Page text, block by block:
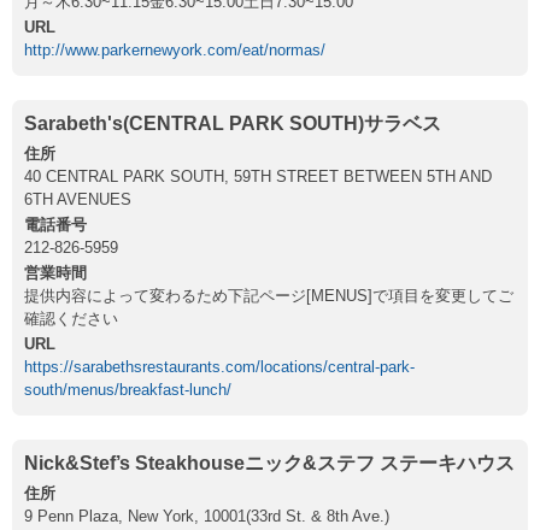
URL
http://www.parkernewyork.com/eat/normas/
Sarabeth's(CENTRAL PARK SOUTH)サラベス
住所
40 CENTRAL PARK SOUTH, 59TH STREET BETWEEN 5TH AND
6TH AVENUES
電話番号
212-826-5959
営業時間
提供内容によって変わるため下記ページ[MENUS]で項目を変更してご
確認ください
URL
https://sarabethsrestaurants.com/locations/central-park-
south/menus/breakfast-lunch/
Nick&Stef’s Steakhouseニック&ステフ ステーキハウス
住所
9 Penn Plaza, New York, 10001(33rd St. & 8th Ave.)